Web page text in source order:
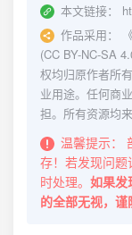
本文链接：
作品采用：
(CC BY-NC-SA
权均归原作者所
业用途。任何商
担。所有资源均
温馨提示：
存！若发现问题
时处理。 如果发
的全部无视，谨